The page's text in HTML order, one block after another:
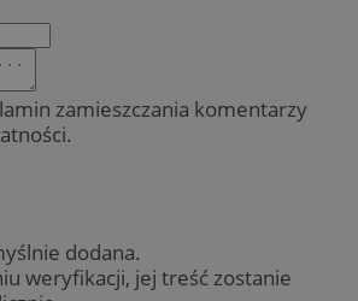
zamieszczania komentarzy
dodana.
weryfikacji, jej treść zostanie